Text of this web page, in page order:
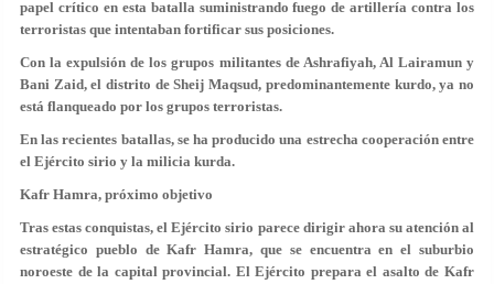
papel crítico en esta batalla suministrando fuego de artillería contra los
terroristas que intentaban fortificar sus posiciones.
Con la expulsión de los grupos militantes de Ashrafiyah, Al Lairamun y
Bani Zaid, el distrito de Sheij Maqsud, predominantemente kurdo, ya no
está flanqueado por los grupos terroristas.
En las recientes batallas, se ha producido una estrecha cooperación entre
el Ejército sirio y la milicia kurda.
Kafr Hamra, próximo objetivo
Tras estas conquistas, el Ejército sirio parece dirigir ahora su atención al
estratégico pueblo de Kafr Hamra, que se encuentra en el suburbio
noroeste de la capital provincial. El Ejército prepara el asalto de Kafr